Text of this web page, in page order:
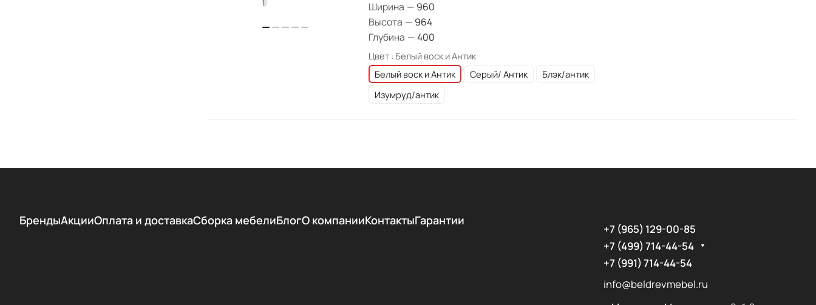
Ширина — 960
Высота — 964
Глубина —400
Цвет : Белый воск и Антик
Белый воск и Антик
Серый/ Антик
Блэк/антик
Изумруд/антик
БрендыАкцииОплата и доставкаСборка мебелиБлогО компанииКонтактыГарантии
+7 (965) 129-00-85
+7 (499) 714-44-54
+7 (991) 714-44-54
info@beldrevmebel.ru